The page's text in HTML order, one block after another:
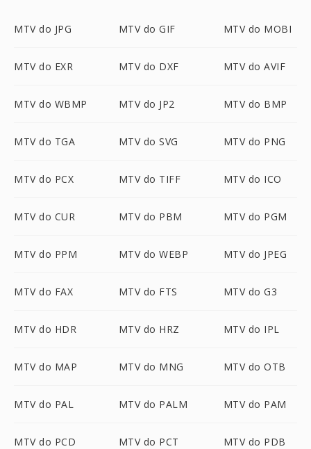
MTV do JPG MTV do GIF MTV do MOBI
MTV do EXR MTV do DXF MTV do AVIF
MTV do WBMP MTV do JP2 MTV do BMP
MTV do TGA MTV do SVG MTV do PNG
MTV do PCX MTV do TIFF MTV do ICO
MTV do CUR MTV do PBM MTV do PGM
MTV do PPM MTV do WEBP MTV do JPEG
MTV do FAX MTV do FTS MTV do G3
MTV do HDR MTV do HRZ MTV do IPL
MTV do MAP MTV do MNG MTV do OTB
MTV do PAL MTV do PALM MTV do PAM
MTV do PCD MTV do PCT MTV do PDB